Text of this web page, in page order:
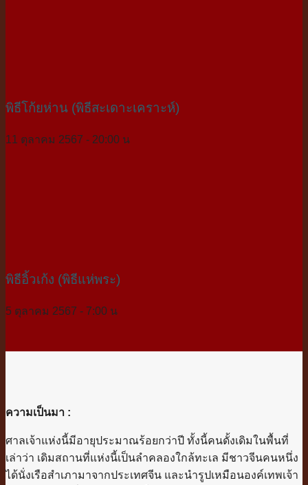
พิธีโก้ยห่าน (พิธีสะเดาะเคราะห์)
11 ตุลาคม 2567 - 20:00 น
พิธีอิ้วเก้ง (พิธีแห่พระ)
5 ตุลาคม 2567 - 7:00 น
ความเป็นมา :
ศาลเจ้าแห่งนี้มีอายุประมาณร้อยกว่าปี ทั้งนี้คนดั้งเดิมในพื้นที่
เล่าว่า เดิมสถานที่แห่งนี้เป็นลำคลองใกล้ทะเล มีชาวจีนคนหนึ่ง
ได้นั่งเรือสำเภามาจากประเทศจีน และนำรูปเหมือนองค์เทพเจ้า